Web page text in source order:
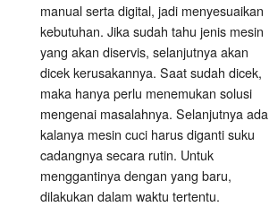
manual serta digital, jadi menyesuaikan
kebutuhan. Jika sudah tahu jenis mesin
yang akan diservis, selanjutnya akan
dicek kerusakannya. Saat sudah dicek,
maka hanya perlu menemukan solusi
mengenai masalahnya. Selanjutnya ada
kalanya mesin cuci harus diganti suku
cadangnya secara rutin. Untuk
menggantinya dengan yang baru,
dilakukan dalam waktu tertentu.